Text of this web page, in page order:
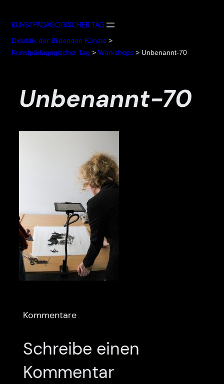
Inhalt
KUNSTPÄDAGOGISCHER TAG
Didaktik der Bildenden Künste >
Kunstpädagogischer Tag > Workshops > Unbenannt-70
Unbenannt-70
Kommentare
Schreibe einen
Kommentar